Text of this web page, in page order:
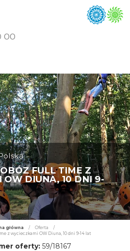
00
FULL TIME Z
OW DIUNA, 10 DNI 9-
główna / Oferta
/
z wycieczkami OW Diuna, 10 dni 9-14 lat
oferty:59/18167